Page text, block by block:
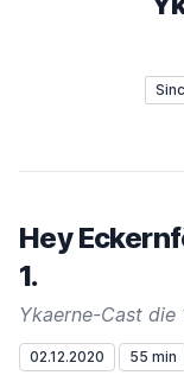
Hey
1.
Ykaerne-Cast die
02.12.2020 55 min